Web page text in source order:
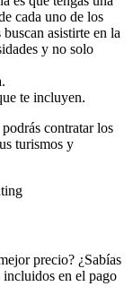
cada uno de los
asistirte en la
y no solo
te incluyen.
contratar los
turismos y
precio? ¿Sabías
en el pago